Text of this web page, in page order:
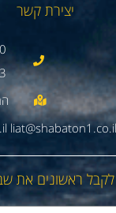
יצירת קשר
liat@shabaton1.co.il
לקבל ראשונים את